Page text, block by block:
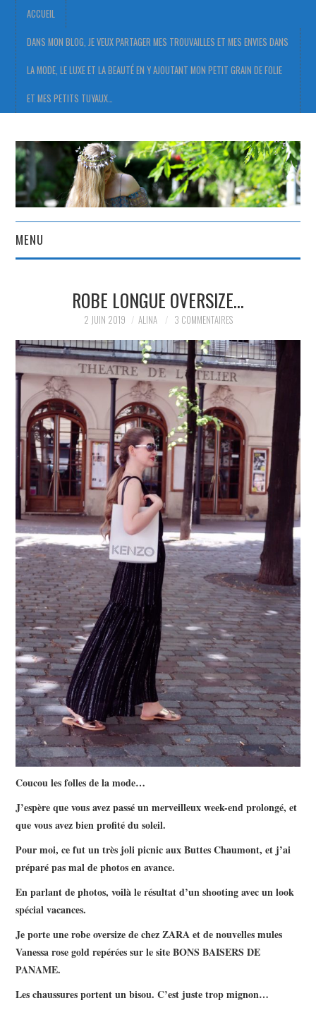
ACCUEIL
DANS MON BLOG, JE VEUX PARTAGER MES TROUVAILLES ET MES ENVIES DANS
LA MODE, LE LUXE ET LA BEAUTÉ EN Y AJOUTANT MON PETIT GRAIN DE FOLIE
ET MES PETITS TUYAUX…
MENU
DANS MON BLOG, JE VEUX
PARTAGER MES
TROUVAILLES ET MES
ENVIES DANS LA MODE, LE
LUXE ET LA BEAUTÉ EN Y
AJOUTANT MON PETIT
GRAIN DE FOLIE ET MES
PETITS TUYAUX…
ROBE LONGUE OVERSIZE…
2 JUIN 2019 ALINA 3 COMMENTAIRES
Coucou les folles de la mode…
J’espère que vous avez passé un merveilleux week-end prolongé, et
que vous avez bien profité du soleil.
Pour moi, ce fut un très joli picnic aux Buttes Chaumont, et j’ai
préparé pas mal de photos en avance.
En parlant de photos, voilà le résultat d’un shooting avec un look
spécial vacances.
Je porte une robe oversize de chez ZARA et de nouvelles mules
Vanessa rose gold repérées sur le site BONS BAISERS DE
PANAME.
Les chaussures portent un bisou. C’est juste trop mignon…